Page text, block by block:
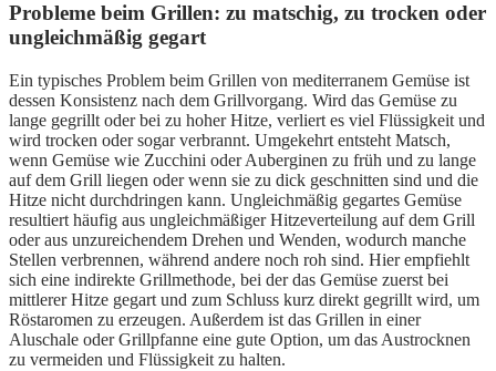
Probleme beim Grillen: zu matschig, zu trocken oder
ungleichmäßig gegart
Ein typisches Problem beim Grillen von mediterranem Gemüse ist
dessen Konsistenz nach dem Grillvorgang. Wird das Gemüse zu
lange gegrillt oder bei zu hoher Hitze, verliert es viel Flüssigkeit und
wird trocken oder sogar verbrannt. Umgekehrt entsteht Matsch,
wenn Gemüse wie Zucchini oder Auberginen zu früh und zu lange
auf dem Grill liegen oder wenn sie zu dick geschnitten sind und die
Hitze nicht durchdringen kann. Ungleichmäßig gegartes Gemüse
resultiert häufig aus ungleichmäßiger Hitzeverteilung auf dem Grill
oder aus unzureichendem Drehen und Wenden, wodurch manche
Stellen verbrennen, während andere noch roh sind. Hier empfiehlt
sich eine indirekte Grillmethode, bei der das Gemüse zuerst bei
mittlerer Hitze gegart und zum Schluss kurz direkt gegrillt wird, um
Röstaromen zu erzeugen. Außerdem ist das Grillen in einer
Aluschale oder Grillpfanne eine gute Option, um das Austrocknen
zu vermeiden und Flüssigkeit zu halten.